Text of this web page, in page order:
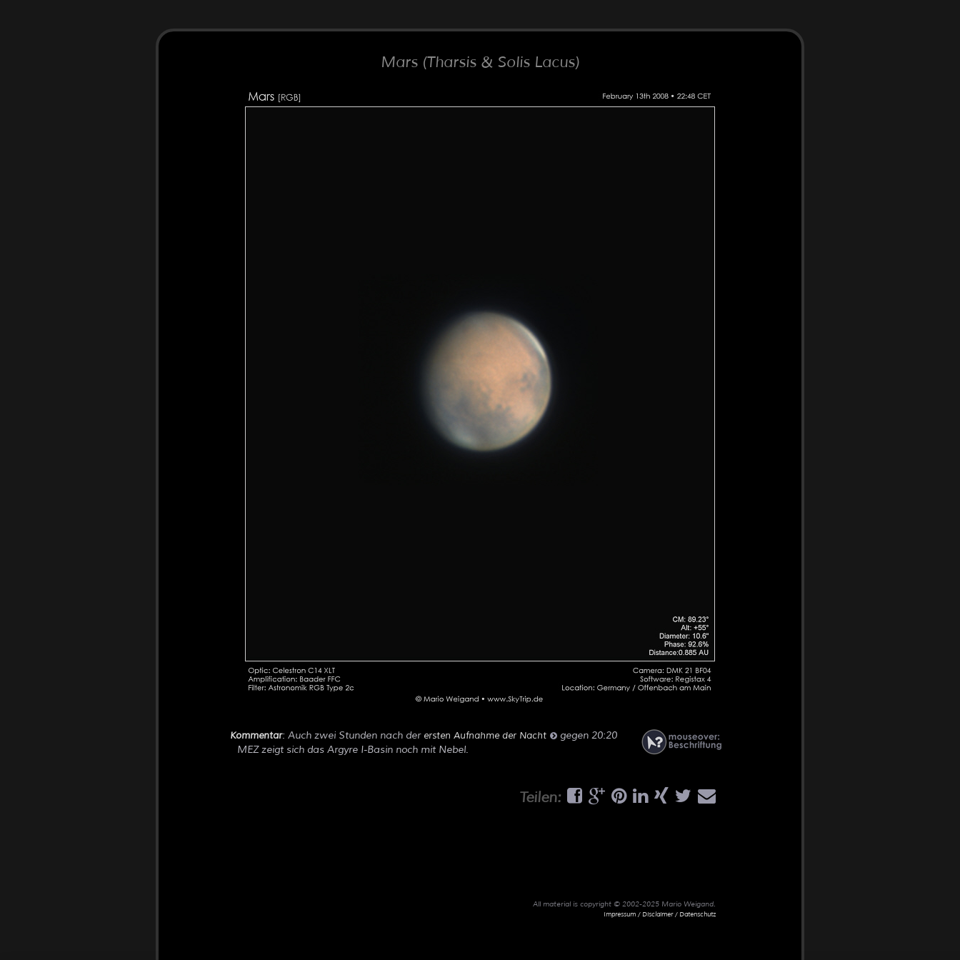
Mars (Tharsis & Solis Lacus)
Kommentar: Auch zwei Stunden nach der ersten Aufnahme der Nacht
gegen 20:20
MEZ zeigt sich das Argyre I-Basin noch mit Nebel.
Teilen:
All material is copyright © 2002-2025 Mario Weigand.
Impressum / Disclaimer / Datenschutz